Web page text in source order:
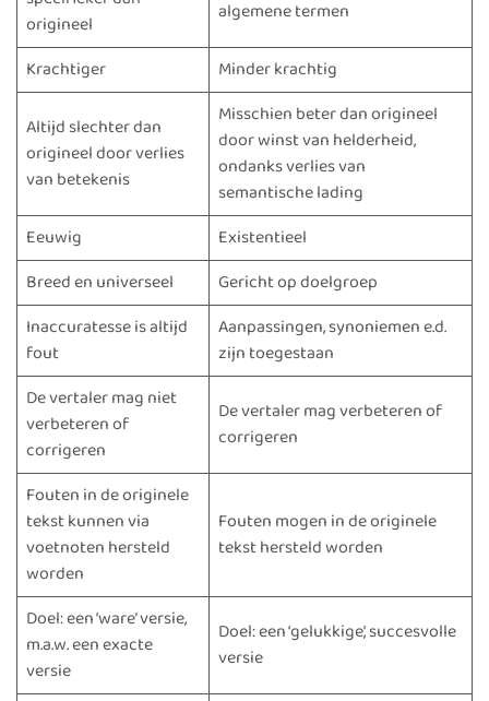
origineel
algemene termen
Krachtiger Minder krachtig
Altijd slechter dan
origineel door verlies
van betekenis
Misschien beter dan origineel
door winst van helderheid,
ondanks verlies van
semantische lading
Eeuwig
Existentieel
Breed en universeel
Gericht op doelgroep
Inaccuratesse is altijd
fout
Aanpassingen, synoniemen e.d.
zijn toegestaan
De vertaler mag niet
verbeteren of
corrigeren
De vertaler mag verbeteren of
corrigeren
Fouten in de originele
tekst kunnen via
voetnoten hersteld
worden
Fouten mogen in de originele
tekst hersteld worden
Doel: een ‘ware’ versie,
m.a.w. een exacte
versie
Doel: een ‘gelukkige’, succesvolle
versie